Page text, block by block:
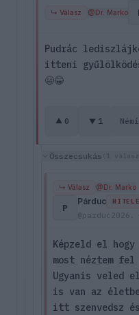
↳ Válasz @Dr. Marko
Pudrác
itteni
😄😂
0 1
Összecsukás
↳ Válasz @Dr. Marko
P
Párduc
@parduc
Képzeld el
most néztem
Ugyanis veled
is van az
itt szenvedsz